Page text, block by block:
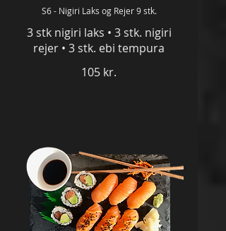
S6 - Nigiri Laks og Rejer 9 stk.
3 stk nigiri laks • 3 stk. nigiri
105 kr.